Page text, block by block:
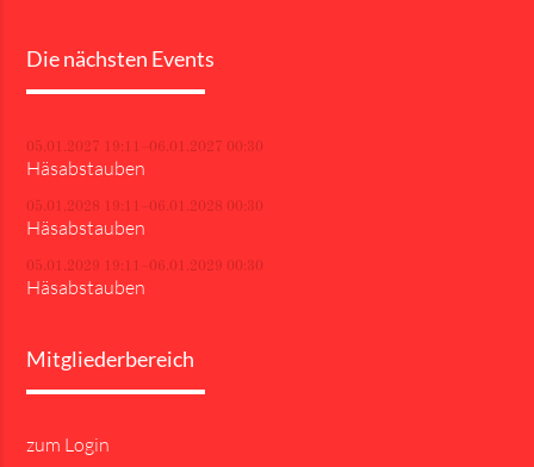
Die nächsten Events
05.01.2027 19:11–06.01.2027 00:30
Häsabstauben
05.01.2028 19:11–06.01.2028 00:30
Häsabstauben
05.01.2029 19:11–06.01.2029 00:30
Häsabstauben
Mitgliederbereich
zum Login